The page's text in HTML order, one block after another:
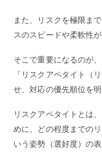
また、リスクを極限ま
スのスピードや柔軟性
そこで重要になるのが
「リスクアペタイト（
せ、対応の優先順位を
リスクアペタイトとは
めに、どの程度までの
いう姿勢（選好度）の表